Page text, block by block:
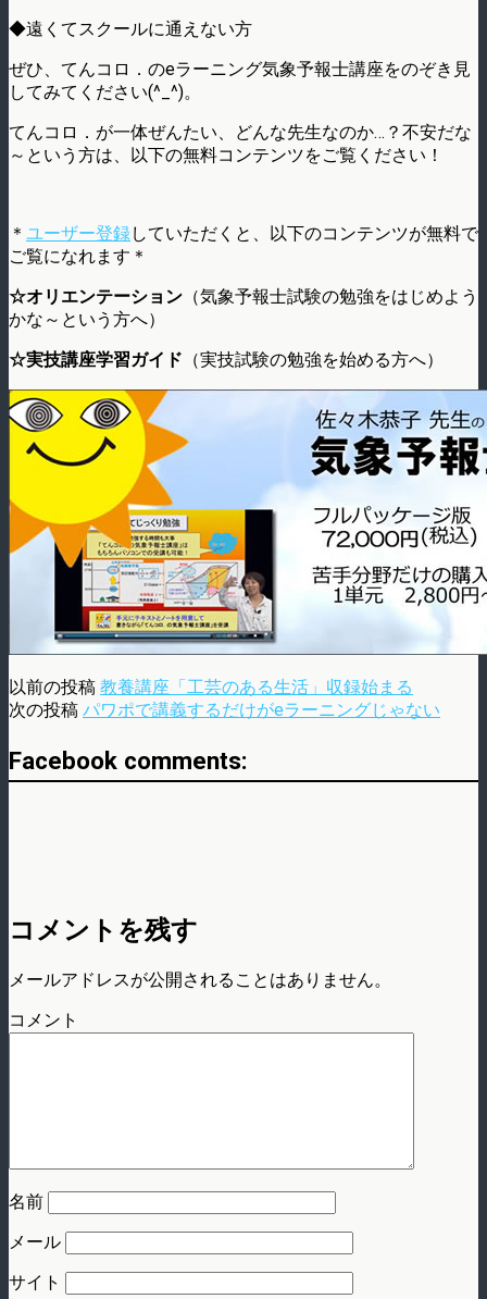
◆遠くてスクールに通えない方
ぜひ、てんコロ．のeラーニング気象予報士講座をのぞき見
してみてください(^_^)。
てんコロ．が一体ぜんたい、どんな先生なのか…？不安だな
～という方は、以下の無料コンテンツをご覧ください！
＊ ユーザー登録していただくと、以下のコンテンツが無料で
ご覧になれます＊
☆オリエンテーション （気象予報士試験の勉強をはじめよう
かな～という方へ）
☆実技講座学習ガイド （実技試験の勉強を始める方へ）
以前の投稿 教養講座「工芸のある生活」収録始まる
次の投稿 パワポで講義するだけがeラーニングじゃない
Facebook comments:
コメントを残す
メールアドレスが公開されることはありません。
コメント
名前
メール
サイト